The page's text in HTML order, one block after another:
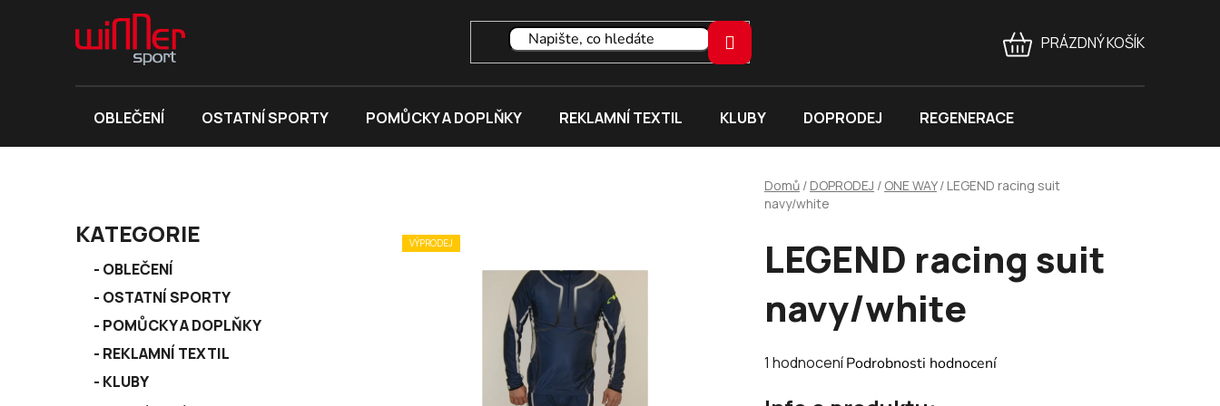
NÁKUPNÍ
KOŠÍK
PRÁZDNÝ KOŠÍK
OBLEČENÍ OSTATNÍ SPORTY POMŮCKY A DOPLŇKY REKLAMNÍ TEXTIL KLUBY DOPRODEJ REGENERACE
Domů / DOPRODEJ / ONE WAY / LEGEND racing suit
navy/white
P
o
KATEGORIE
Přeskočit
OBLEČENÍ
OSTATNÍ SPORTY
POMŮCKY A DOPLŇKY
REKLAMNÍ TEXTIL
KLUBY
LEGEND racing suit
navy/white
Průměrné
1 hodnoceníPodrobnosti hodnocení
VÝPRODEJ